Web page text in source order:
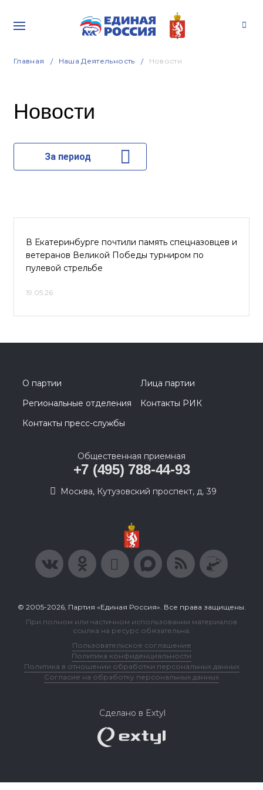
Главная Наша Деятельность Новости
Новости
За период
В Екатеринбурге почтили память спецназовцев и
ветеранов Великой Победы турниром по
пулевой стрельбе
19.05.26
О партии
Лица партии
Региональные отделения
Контакты РИК
Контакты пресс-службы
Общественная приемная
+7 (495) 788-44-93
Москва, Кутузовский проспект, д. 39
© 2005-2026, Партия «Единая Россия». Все права защищены.
При полном или частичном использовании материалов
ссылка на ресурс обязательна.
Пользовательское соглашение
Политика конфиденциальности
Политика в отношении обработки персональных данных
Согласие на обработку персональных данных
Сделано в Extyl